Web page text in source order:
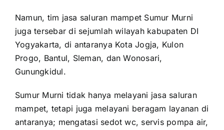
Namun, tim jasa saluran mampet Sumur Murni
juga tersebar di sejumlah wilayah kabupaten DI
Yogyakarta, di antaranya Kota Jogja, Kulon
Progo, Bantul, Sleman, dan Wonosari,
Gunungkidul.
Sumur Murni tidak hanya melayani jasa saluran
mampet, tetapi juga melayani beragam layanan di
antaranya; mengatasi sedot wc, servis pompa air,